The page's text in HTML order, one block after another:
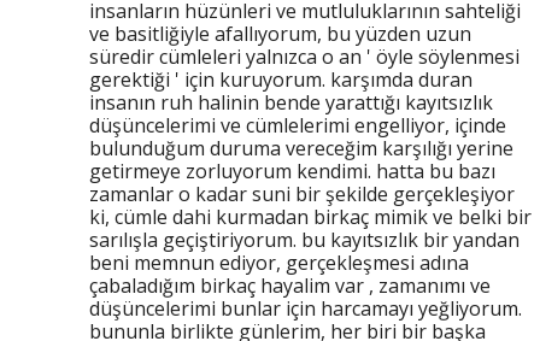
insanların hüzünleri ve mutluluklarının sahteliği
ve basitliğiyle afallıyorum, bu yüzden uzun
süredir cümleleri yalnızca o an ' öyle söylenmesi
gerektiği ' için kuruyorum. karşımda duran
insanın ruh halinin bende yarattığı kayıtsızlık
düşüncelerimi ve cümlelerimi engelliyor, içinde
bulunduğum duruma vereceğim karşılığı yerine
getirmeye zorluyorum kendimi. hatta bu bazı
zamanlar o kadar suni bir şekilde gerçekleşiyor
ki, cümle dahi kurmadan birkaç mimik ve belki bir
sarılışla geçiştiriyorum. bu kayıtsızlık bir yandan
beni memnun ediyor, gerçekleşmesi adına
çabaladığım birkaç hayalim var , zamanımı ve
düşüncelerimi bunlar için harcamayı yeğliyorum.
bununla birlikte günlerim, her biri bir başka